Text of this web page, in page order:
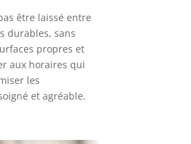
être laissé entre
durables, sans
propres et
aux horaires qui
les
et agréable.